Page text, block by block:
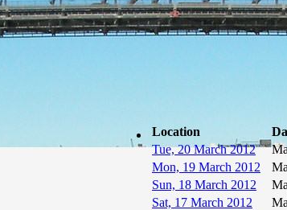
Location
Tue, 20 March 2012
Mon, 19 March 2012
Sun, 18 March 2012
Sat, 17 March 2012